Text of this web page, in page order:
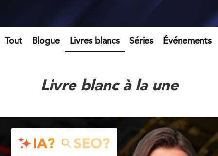
Tout Blogue Livres blancs Séries Événements
Livre blanc à la une